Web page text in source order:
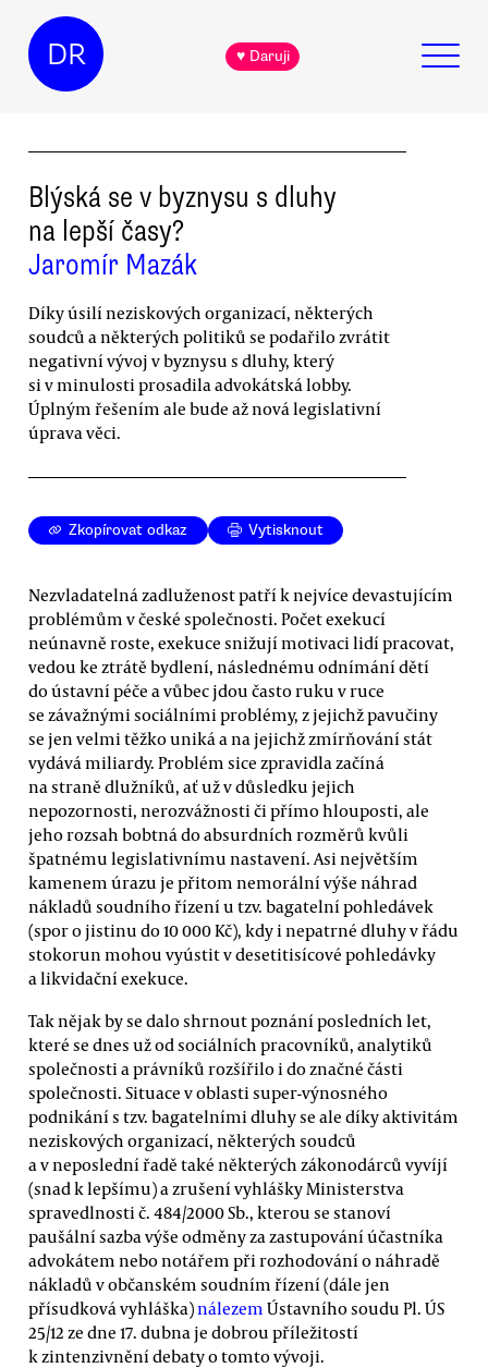
DR ♥ Daruji
Blýská se v byznysu s dluhy
na lepší časy?
Jaromír Mazák
Díky úsilí neziskových organizací, některých
soudců a některých politiků se podařilo zvrátit
negativní vývoj v byznysu s dluhy, který
si v minulosti prosadila advokátská lobby.
Úplným řešením ale bude až nová legislativní
úprava věci.
Zkopírovat odkaz Vytisknout
Nezvladatelná zadluženost patří k nejvíce devastujícím
problémům v české společnosti. Počet exekucí
neúnavně roste, exekuce snižují motivaci lidí pracovat,
vedou ke ztrátě bydlení, následnému odnímání dětí
do ústavní péče a vůbec jdou často ruku v ruce
se závažnými sociálními problémy, z jejichž pavučiny
se jen velmi těžko uniká a na jejichž zmírňování stát
vydává miliardy. Problém sice zpravidla začíná
na straně dlužníků, ať už v důsledku jejich
nepozornosti, nerozvážnosti či přímo hlouposti, ale
jeho rozsah bobtná do absurdních rozměrů kvůli
špatnému legislativnímu nastavení. Asi největším
kamenem úrazu je přitom nemorální výše náhrad
nákladů soudního řízení u tzv. bagatelní pohledávek
(spor o jistinu do 10 000 Kč), kdy i nepatrné dluhy v řádu
stokorun mohou vyústit v desetitisícové pohledávky
a likvidační exekuce.
Tak nějak by se dalo shrnout poznání posledních let,
které se dnes už od sociálních pracovníků, analytiků
společnosti a právníků rozšířilo i do značné části
společnosti. Situace v oblasti super-výnosného
podnikání s tzv. bagatelními dluhy se ale díky aktivitám
neziskových organizací, některých soudců
a v neposlední řadě také některých zákonodárců vyvíjí
(snad k lepšímu) a zrušení vyhlášky Ministerstva
spravedlnosti č. 484/2000 Sb., kterou se stanoví
paušální sazba výše odměny za zastupování účastníka
advokátem nebo notářem při rozhodování o náhradě
nákladů v občanském soudním řízení (dále jen
přísudková vyhláška)nálezem Ústavního soudu Pl. ÚS
25/12 ze dne 17. dubna je dobrou příležitostí
k zintenzivnění debaty o tomto vývoji.